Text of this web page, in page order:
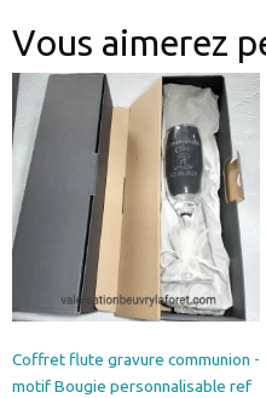
Vous aimerez
Coffret flute gravure communion -
motif Bougie personnalisable ref